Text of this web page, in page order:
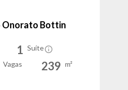
Onorato Bottin
1 Suíte
Vagas 239 m²